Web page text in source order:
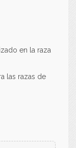
en la raza
las razas de